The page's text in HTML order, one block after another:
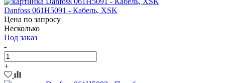
Danfoss 061H5091 - Кабель, XSK
Цена по запросу
Несколько
Под заказ
-
+